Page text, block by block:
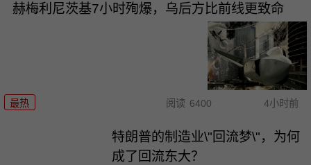
赫梅利尼茨基7小时殉爆，乌后方比前线更致命
最热 阅读 6400 4小时前
特朗普的制造业\"回流梦\"，为何
成了回流东大？